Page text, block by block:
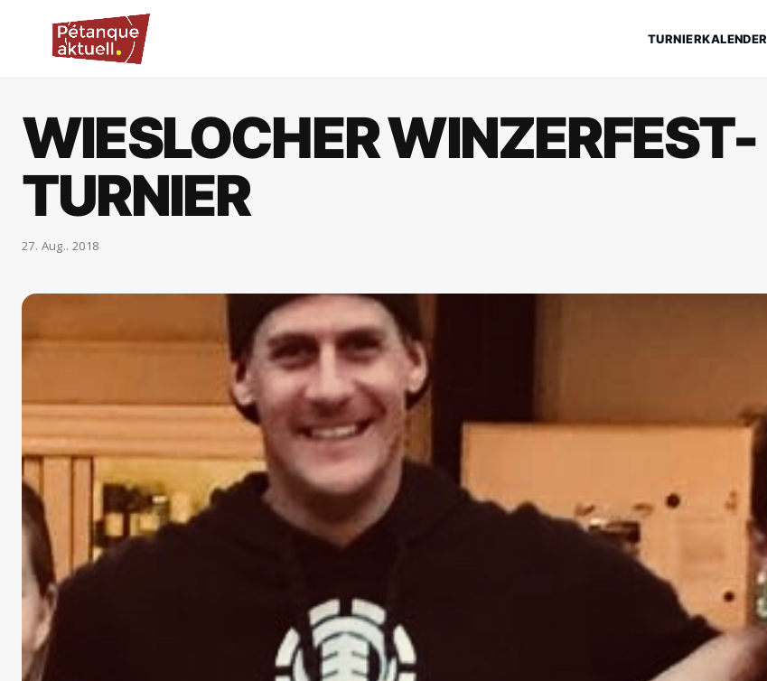
TURNIERKALENDER
WIESLOCHER WINZERFEST-
TURNIER
27. Aug.. 2018